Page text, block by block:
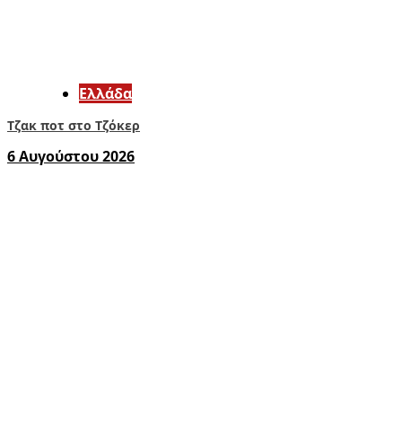
Ελλάδα
Τζακ ποτ στο Τζόκερ
6 Αυγούστου 2026